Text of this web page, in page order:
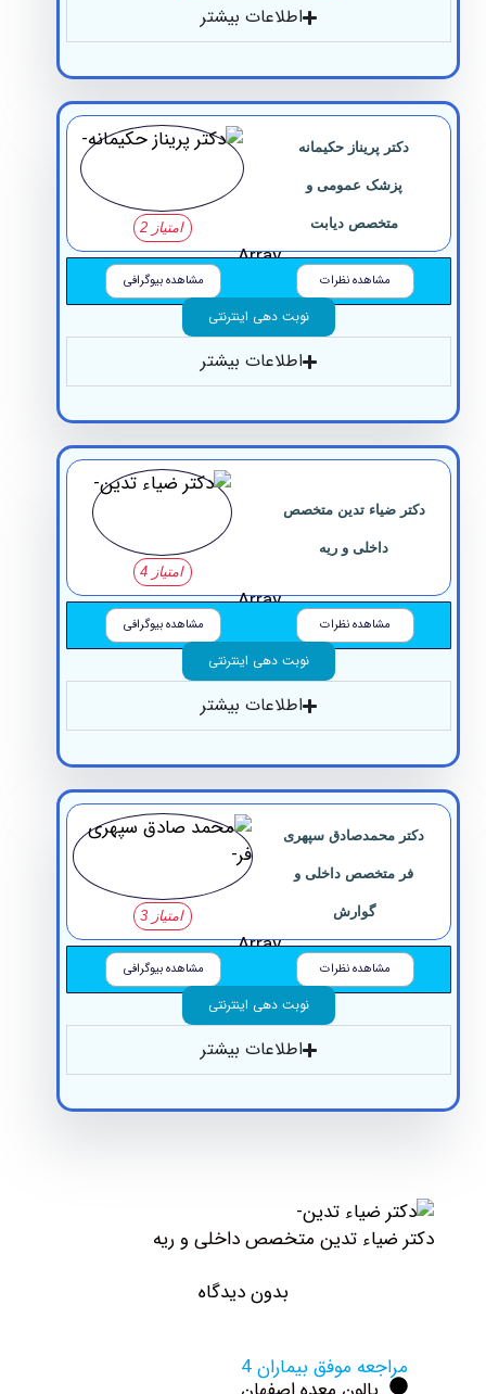
اطلاعات بیشتر
دکتر پریناز حکیمانه
پزشک عمومی و
متخصص دیابت
Array
مشاهده نظرات مشاهده بیوگرافی
نوبت دهی اینترنتی
اطلاعات بیشتر
دکتر ضیاء تدین متخصص
داخلی و ریه
Array
مشاهده نظرات مشاهده بیوگرافی
نوبت دهی اینترنتی
اطلاعات بیشتر
دکتر محمدصادق سپهری
فر متخصص داخلی و
Array
مشاهده نظرات مشاهده بیوگرافی
نوبت دهی اینترنتی
اطلاعات بیشتر
ضیاء تدین متخصص داخلی و ریه
بدون دیدگاه
مراجعه موفق بیماران 4